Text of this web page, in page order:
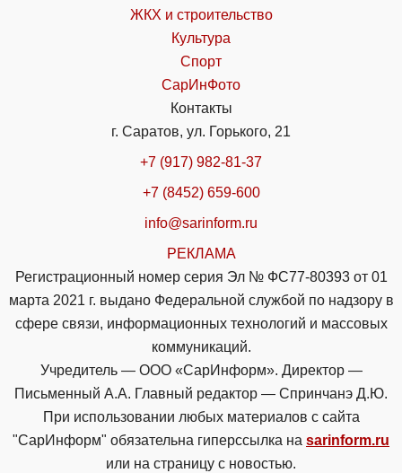
ЖКХ и строительство
Культура
Спорт
СарИнФото
Контакты
г. Саратов, ул. Горького, 21
+7 (917) 982-81-37
+7 (8452) 659-600
info@sarinform.ru
РЕКЛАМА
Регистрационный номер серия Эл № ФС77-80393 от 01
марта 2021 г. выдано Федеральной службой по надзору в
сфере связи, информационных технологий и массовых
коммуникаций.
Учредитель — ООО «СарИнформ». Директор —
Письменный А.А. Главный редактор — Спринчанэ Д.Ю.
При использовании любых материалов с сайта
"СарИнформ" обязательна гиперссылка на sarinform.ru
или на страницу с новостью.